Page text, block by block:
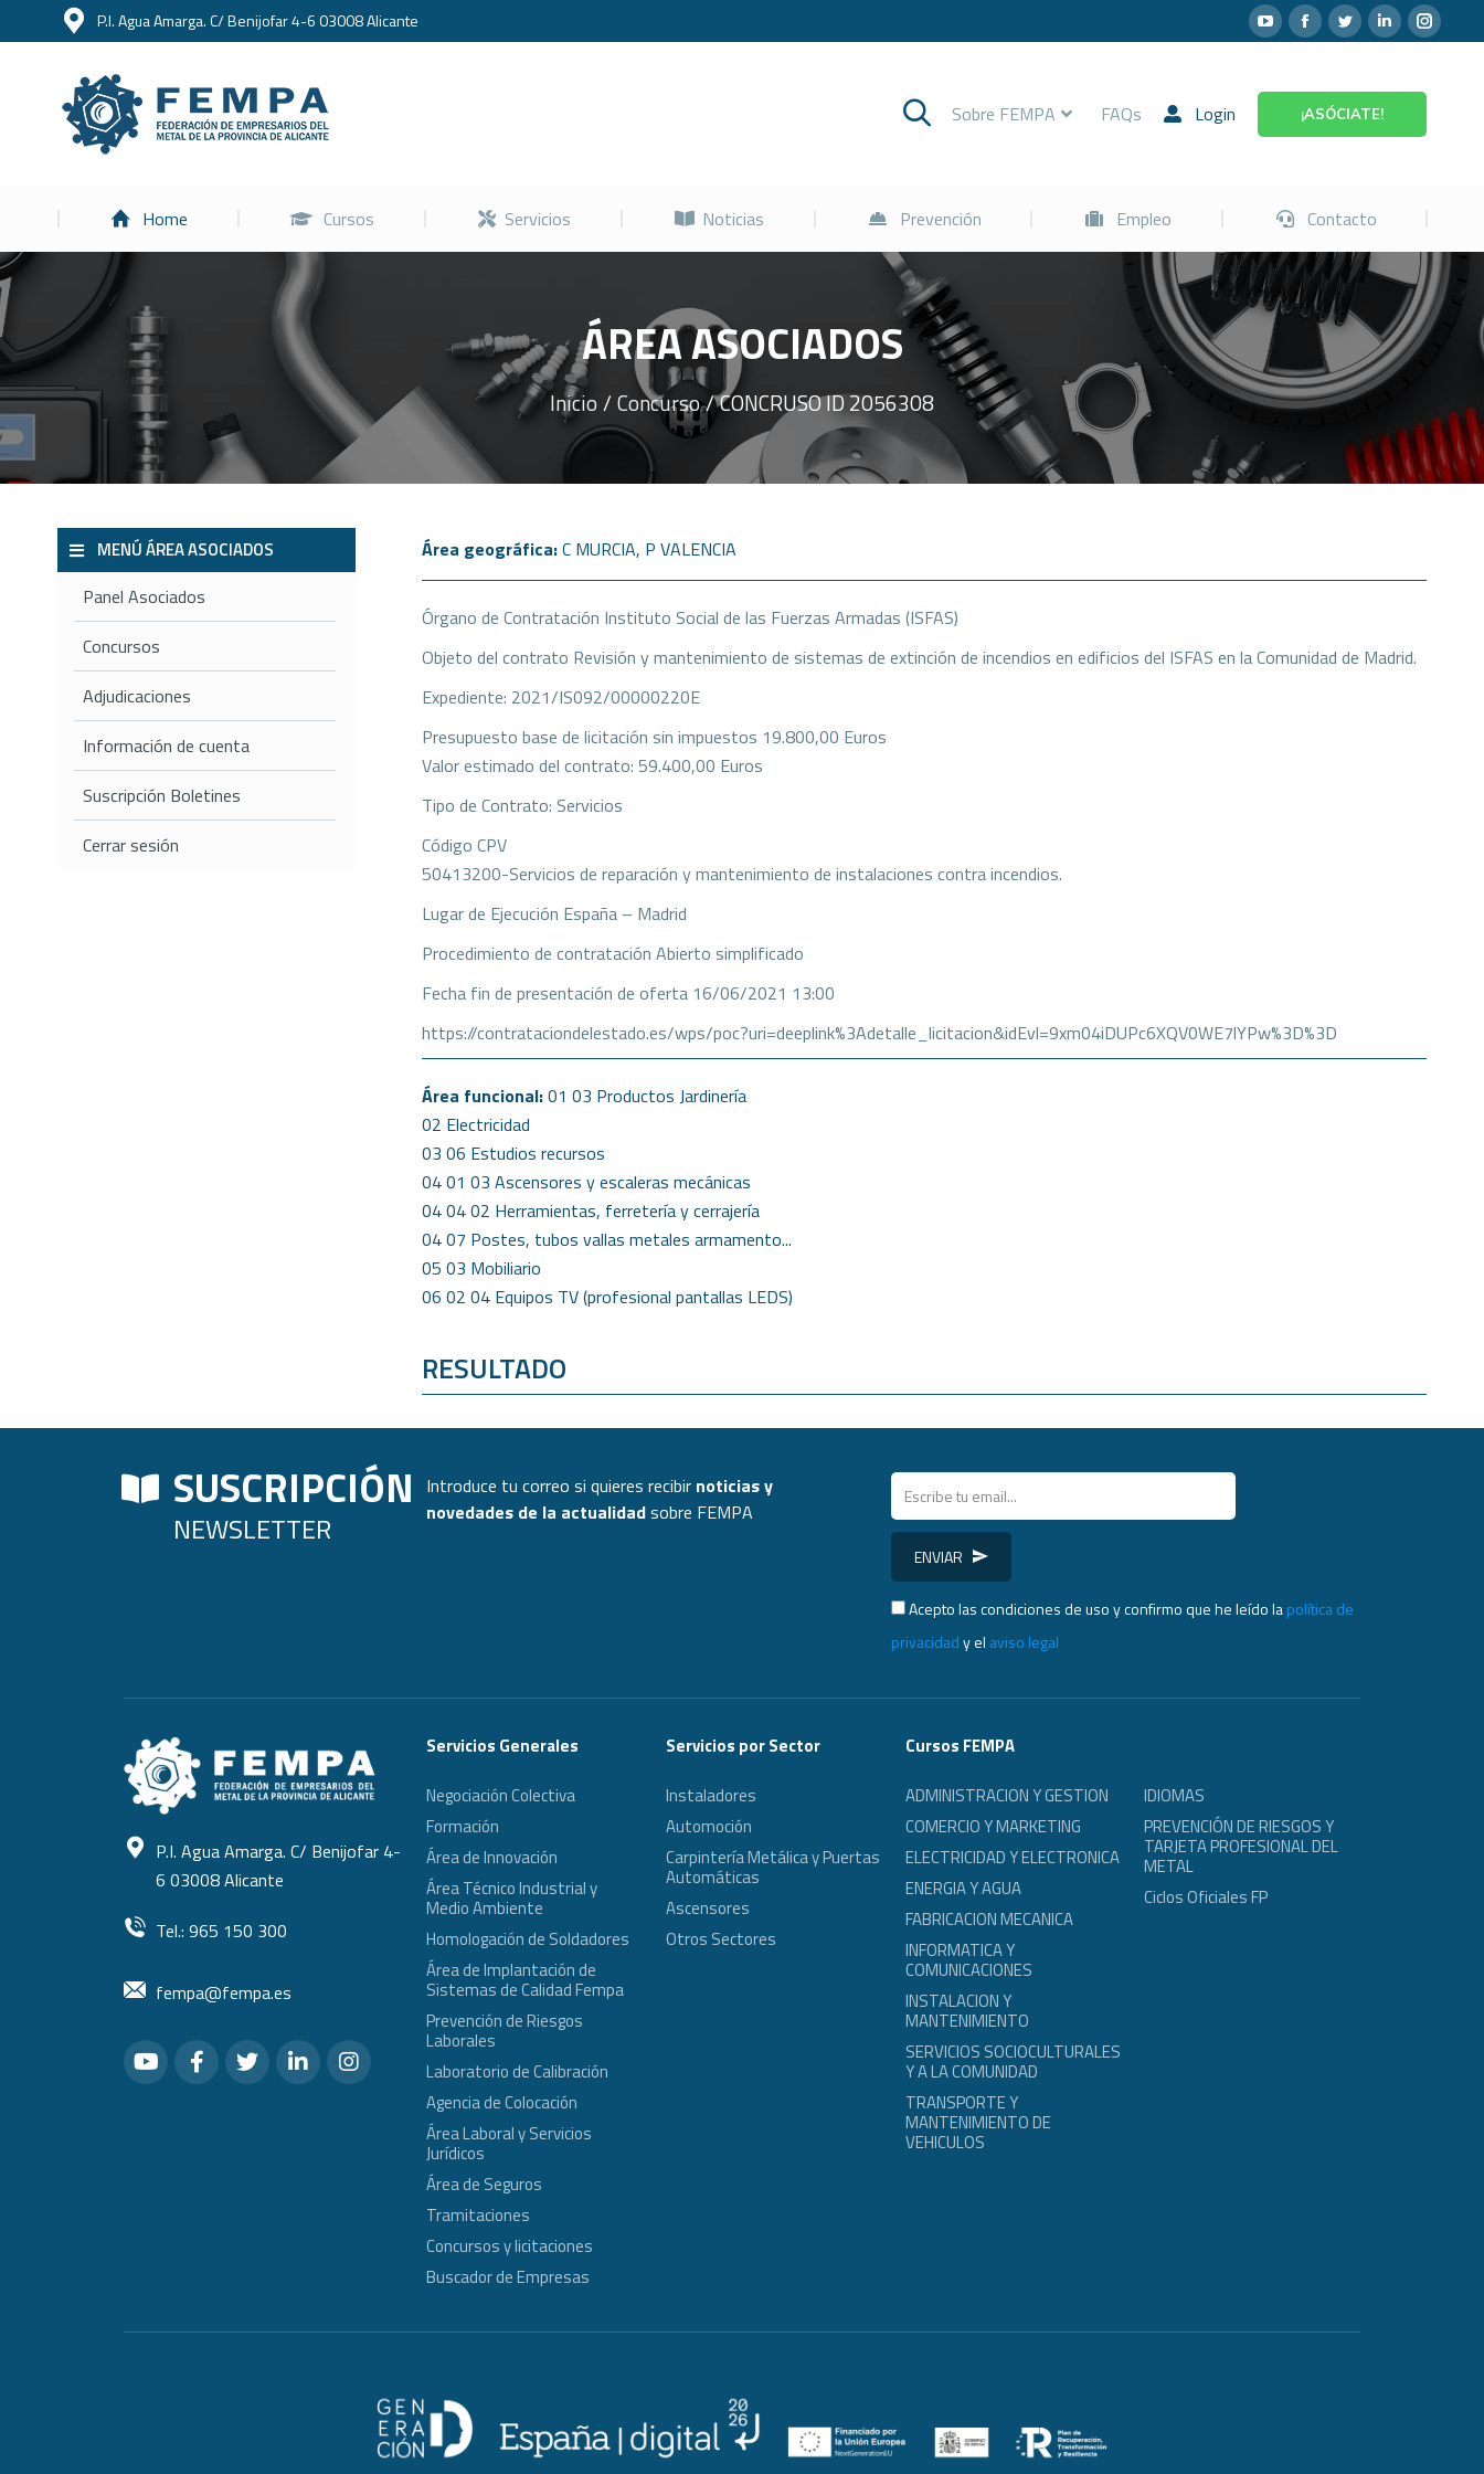
P.I. Agua Amarga. C/ Benijofar 4-6 03008 Alicante
Sobre FEMPA FAQs Login ¡ASÓCIATE!
Home Cursos Servicios Noticias Prevención Empleo Contacto
ÁREA ASOCIADOS
Estás aquí: Inicio Concurso CONCRUSO ID 2056308
Área geográfica:C MURCIA, P VALENCIA
Órgano de Contratación Instituto Social de las Fuerzas Armadas (ISFAS)
Objeto del contrato Revisión y mantenimiento de sistemas de extinción de incendios en edificios del ISFAS en la Comunidad de Madrid.
Expediente: 2021/IS092/00000220E
Presupuesto base de licitación sin impuestos 19.800,00 Euros
Valor estimado del contrato: 59.400,00 Euros
Tipo de Contrato: Servicios
Código CPV
50413200-Servicios de reparación y mantenimiento de instalaciones contra incendios.
Lugar de Ejecución España – Madrid
Procedimiento de contratación Abierto simplificado
Fecha fin de presentación de oferta 16/06/2021 13:00
https://contrataciondelestado.es/wps/poc?uri=deeplink%3Adetalle_licitacion&idEvl=9xm04iDUPc6XQV0WE7lYPw%3D%3D
Área funcional:01 03 Productos Jardinería
02 Electricidad
03 06 Estudios recursos
04 01 03 Ascensores y escaleras mecánicas
04 04 02 Herramientas, ferretería y cerrajería
04 07 Postes, tubos vallas metales armamento...
05 03 Mobiliario
06 02 04 Equipos TV (profesional pantallas LEDS)
RESULTADO
MENÚ ÁREA ASOCIADOS
Panel Asociados
Concursos
Adjudicaciones
Información de cuenta
Suscripción Boletines
Cerrar sesión
SUSCRIPCIÓN
NEWSLETTER
Introduce tu correo si quieres recibir noticias y
novedades de la actualidadsobre FEMPA
Acepto las condiciones de uso y confirmo que he leído lapolítica de
privacidady el aviso legal
ENVIAR
P.I. Agua Amarga. C/ Benijofar 4-
6 03008 Alicante
Tel.: 965 150 300
fempa@fempa.es
Servicios Generales
Negociación Colectiva
Formación
Área de Innovación
Área Técnico Industrial y
Medio Ambiente
Homologación de Soldadores
Área de Implantación de
Sistemas de Calidad Fempa
Prevención de Riesgos
Laborales
Laboratorio de Calibración
Agencia de Colocación
Área Laboral y Servicios
Jurídicos
Área de Seguros
Tramitaciones
Concursos y licitaciones
Buscador de Empresas
Servicios por Sector
Instaladores
Automoción
Carpintería Metálica y Puertas
Automáticas
Ascensores
Otros Sectores
Cursos FEMPA
ADMINISTRACION Y GESTION
COMERCIO Y MARKETING
ELECTRICIDAD Y ELECTRONICA
ENERGIA Y AGUA
FABRICACION MECANICA
INFORMATICA Y
COMUNICACIONES
INSTALACION Y
MANTENIMIENTO
SERVICIOS SOCIOCULTURALES
Y A LA COMUNIDAD
TRANSPORTE Y
MANTENIMIENTO DE
VEHICULOS
IDIOMAS
PREVENCIÓN DE RIESGOS Y
TARJETA PROFESIONAL DEL
METAL
Ciclos Oficiales FP
Home Cursos Servicios Noticias Prevención Empleo Contacto